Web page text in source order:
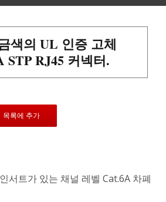
색의 UL 인증 고체
STP RJ45 커넥터.
목록에 추가
서트가 있는 채널 레벨 Cat.6A 차폐